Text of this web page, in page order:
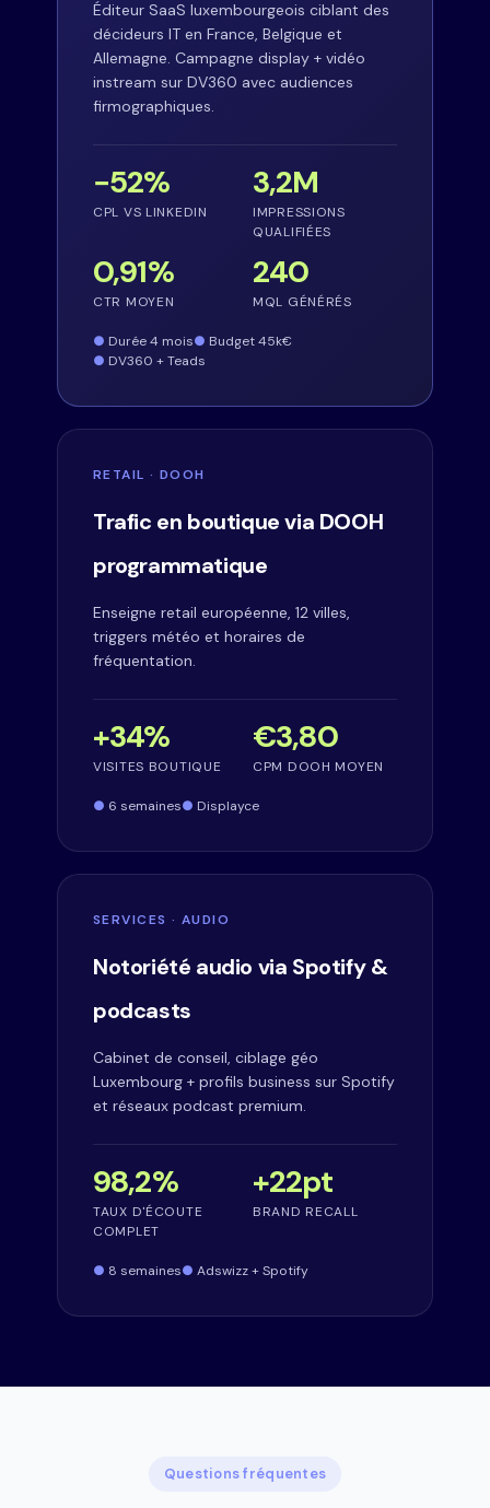
Éditeur SaaS luxembourgeois ciblant des
décideurs IT en France, Belgique et
Allemagne. Campagne display + vidéo
instream sur DV360 avec audiences
firmographiques.
−52%
CPL VS LINKEDIN
3,2M
IMPRESSIONS
QUALIFIÉES
0,91%
CTR MOYEN
240
MQL GÉNÉRÉS
Durée 4 mois
Budget 45k€
DV360 + Teads
RETAIL · DOOH
Trafic en boutique via DOOH
programmatique
Enseigne retail européenne, 12 villes,
triggers météo et horaires de
fréquentation.
+34%
VISITES BOUTIQUE
€3,80
CPM DOOH MOYEN
6 semaines Displayce
SERVICES · AUDIO
Notoriété audio via Spotify &
podcasts
Cabinet de conseil, ciblage géo
Luxembourg + profils business sur Spotify
et réseaux podcast premium.
98,2%
TAUX D'ÉCOUTE
COMPLET
+22pt
BRAND RECALL
8 semaines Adswizz + Spotify
Questions fréquentes